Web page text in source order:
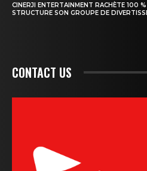
CINERJI ENTERTAINMENT RACHÈTE 100
STRUCTURE SON GROUPE DE
CONTACT US